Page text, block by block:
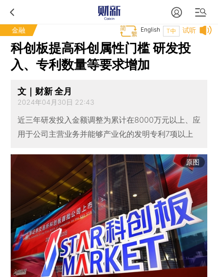
金融 试听
T中
English
科创板提高科创属性门槛 研发投
入、专利数量等要求增加
文｜财新 全月
2024年04月30日 22:43
近三年研发投入金额调整为累计在8000万元以上、应
用于公司主营业务并能够产业化的发明专利7项以上
原图